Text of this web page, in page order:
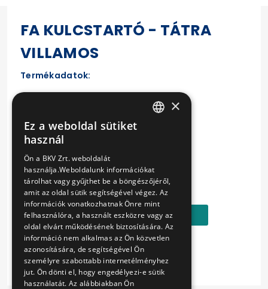
FA KULCSTARTÓ - TÁTRA
VILLAMOS
Termékadatok:
Anyaga: fa, fém
Gravírozott, hátoldalán BKV Zrt. logóval
Ár:
1690 Ft
Kosárba
×
Ez a weboldal sütiket
használ
Ön a BKV Zrt. weboldalát
használja.Weboldalunk információkat
tárolhat vagy gyűjthet be a böngészőjéről,
amit az oldal sütik segítségével végez. Az
információk vonatkozhatnak Önre mint
felhasználóra, a használt eszközre vagy az
oldal elvárt működésének biztosítására. Az
információ nem alkalmas az Ön közvetlen
azonosítására, de segítségével Ön
személyre szabottabb internetélményhez
jut. Ön dönti el, hogy engedélyezi-e sütik
használatát. Az alábbiakban Ön